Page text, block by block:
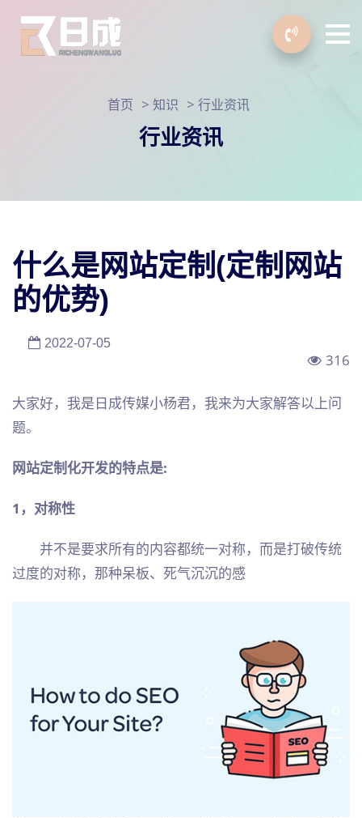
首页 > 知识 > 行业资讯
行业资讯
什么是网站定制(定制网站
的优势)
2022-07-05
316
大家好，我是日成传媒小杨君，我来为大家解答以上问
题。
网站定制化开发的特点是:
1，对称性
并不是要求所有的内容都统一对称，而是打破传统
过度的对称，那种呆板、死气沉沉的感